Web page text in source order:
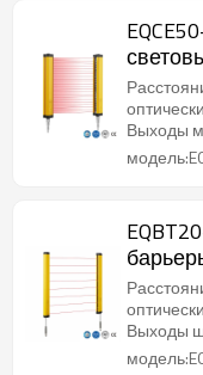
Выходы
Выходы